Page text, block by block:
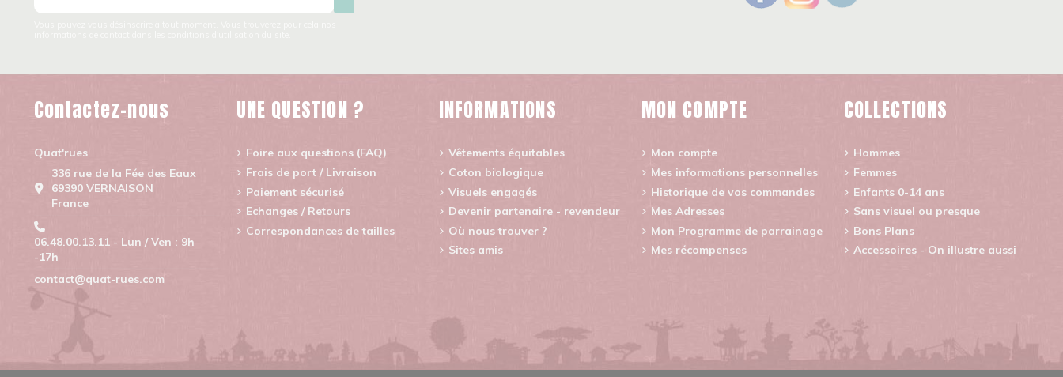
Contactez-nous
Quat'rues
336 rue de la Fée des Eaux
69390 VERNAISON
France
06.48.00.13.11 - Lun / Ven : 9h
-17h
contact@quat-rues.com
UNE QUESTION ?
Foire aux questions (FAQ)
Frais de port / Livraison
Paiement sécurisé
Echanges / Retours
Correspondances de tailles
INFORMATIONS
Vêtements équitables
Coton biologique
Visuels engagés
Devenir partenaire - revendeur
Où nous trouver ?
Sites amis
MON COMPTE
Mon compte
Mes informations personnelles
Historique de vos commandes
Mes Adresses
Mon Programme de parrainage
Mes récompenses
COLLECTIONS
Hommes
Femmes
Enfants 0-14 ans
Sans visuel ou presque
Bons Plans
Accessoires - On illustre aussi